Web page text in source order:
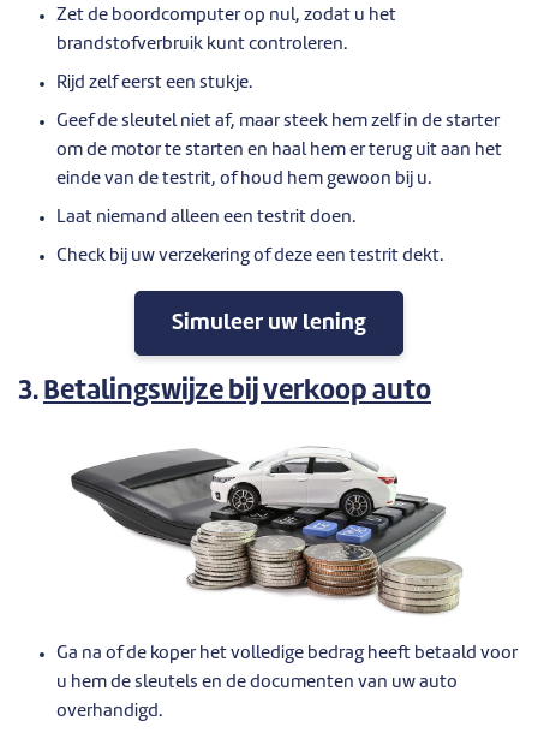
Zet de boordcomputer op nul, zodat u het
brandstofverbruik kunt controleren.
Rijd zelf eerst een stukje.
Geef de sleutel niet af, maar steek hem zelf in de starter
om de motor te starten en haal hem er terug uit aan het
einde van de testrit, of houd hem gewoon bij u.
Laat niemand alleen een testrit doen.
Check bij uw verzekering of deze een testrit dekt.
Simuleer uw lening
3. Betalingswijze bij verkoop auto
Ga na of de koper het volledige bedrag heeft betaald voor
u hem de sleutels en de documenten van uw auto
overhandigd.